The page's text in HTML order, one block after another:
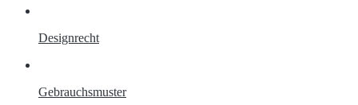
Designrecht
Gebrauchsmuster